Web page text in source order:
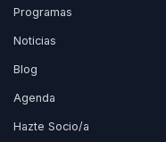
Programas
Noticias
Blog
Agenda
Hazte Socio/a